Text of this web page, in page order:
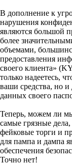
В дополнение к
нарушения
являются большой
более
объемами,
предоставления
своего клиента»
только надеетесь,
ваши средства, но и
данных своего
Теперь, можем ли
самые грязные
фейковые торги и
для пампа и дампа
обеспечения
Точно нет!